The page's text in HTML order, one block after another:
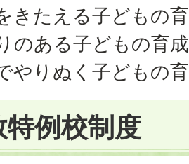
きたえる子どもの
のある子どもの育
やりぬく子どもの
例校制度